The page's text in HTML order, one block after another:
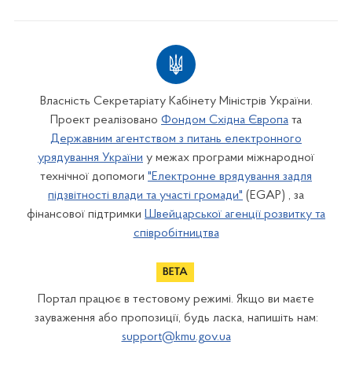
Власність Секретаріату Кабінету Міністрів України.
Проект реалізовано Фондом Східна Європа та
Державним агентством з питань електронного
урядування України у межах програми міжнародної
технічної допомоги "Електронне врядування задля
підзвітності влади та участі громади" (EGAP) , за
фінансової підтримки Швейцарської агенції розвитку та
співробітництва
Портал працює в тестовому режимі. Якщо ви маєте
зауваження або пропозиції, будь ласка, напишіть нам:
support@kmu.gov.ua